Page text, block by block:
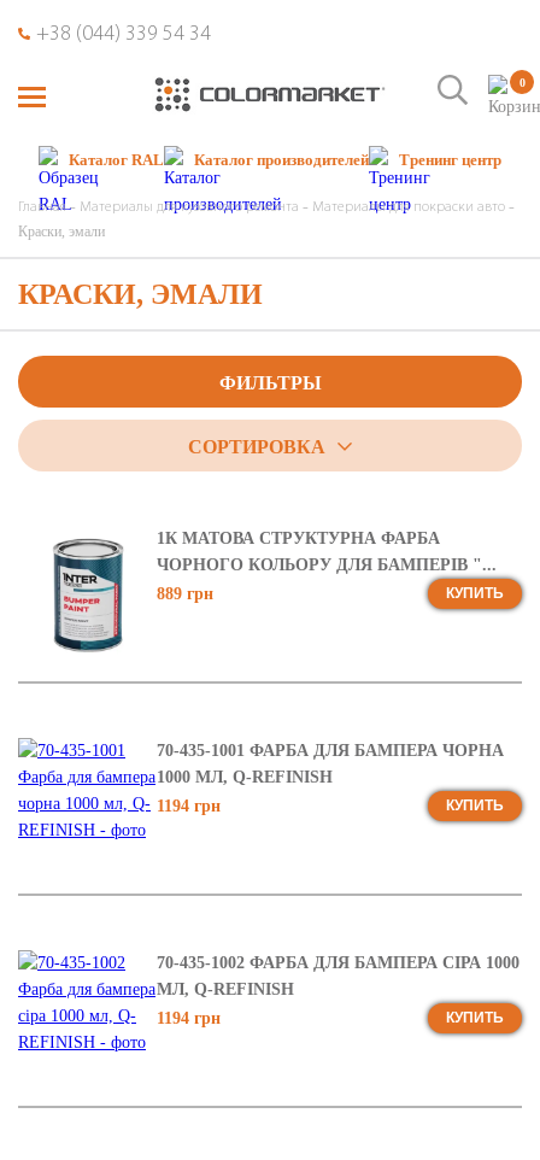
+38 (044) 339 54 34
0
Каталог RAL Каталог производителей Тренинг центр
Главная Материалы для кузовного ремонта Материалы для покраски авто
Краски, эмали
КРАСКИ, ЭМАЛИ
ФИЛЬТРЫ
СОРТИРОВКА
1К МАТОВА СТРУКТУРНА ФАРБА
ЧОРНОГО КОЛЬОРУ ДЛЯ БАМПЕРІВ "...
889 грн
КУПИТЬ
70-435-1001 ФАРБА ДЛЯ БАМПЕРА ЧОРНА
1000 МЛ, Q-REFINISH
1194 грн
КУПИТЬ
70-435-1002 ФАРБА ДЛЯ БАМПЕРА СІРА 1000
МЛ, Q-REFINISH
1194 грн
КУПИТЬ